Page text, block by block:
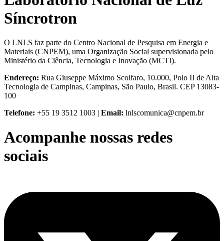
Síncrotron
O LNLS faz parte do Centro Nacional de Pesquisa em Energia e
Materiais (CNPEM), uma Organização Social supervisionada pelo
Ministério da Ciência, Tecnologia e Inovação (MCTI).
Endereço: Rua Giuseppe Máximo Scolfaro, 10.000, Polo II de Alta
Tecnologia de Campinas, Campinas, São Paulo, Brasil. CEP 13083-
100
Telefone: +55 19 3512 1003 | Email: lnlscomunica@cnpem.br
Acompanhe nossas redes
sociais